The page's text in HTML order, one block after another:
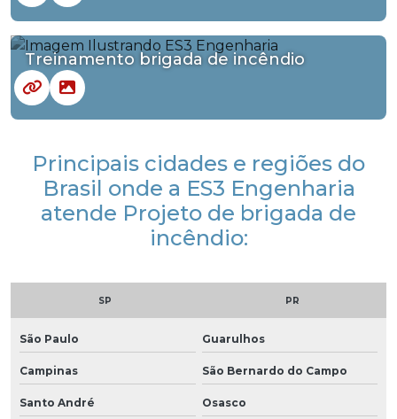
Treinamento brigada de incêndio
Principais cidades e regiões do
Brasil onde a ES3 Engenharia
atende Projeto de brigada de
incêndio:
SP PR
São Paulo Guarulhos
Campinas São Bernardo do Campo
Santo André Osasco